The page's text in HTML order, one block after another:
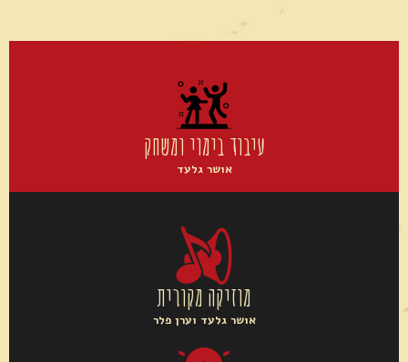
עיבוד בימוי ומשחק
אושר גלעד
מוזיקה מקורית
אושר גלעד וערן פלר